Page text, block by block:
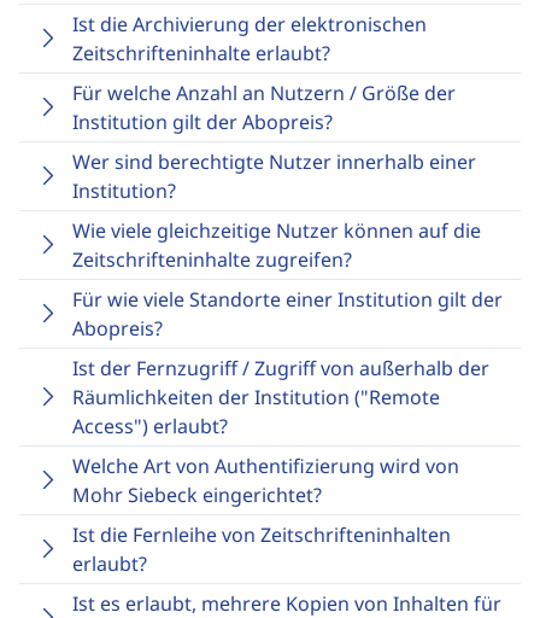
Ist die Archivierung der elektronischen
Zeitschrifteninhalte erlaubt?
Für welche Anzahl an Nutzern / Größe der
Institution gilt der Abopreis?
Wer sind berechtigte Nutzer innerhalb einer
Institution?
Wie viele gleichzeitige Nutzer können auf die
Zeitschrifteninhalte zugreifen?
Für wie viele Standorte einer Institution gilt der
Abopreis?
Ist der Fernzugriff / Zugriff von außerhalb der
Räumlichkeiten der Institution ("Remote
Access") erlaubt?
Welche Art von Authentifizierung wird von
Mohr Siebeck eingerichtet?
Ist die Fernleihe von Zeitschrifteninhalten
erlaubt?
Ist es erlaubt, mehrere Kopien von Inhalten für